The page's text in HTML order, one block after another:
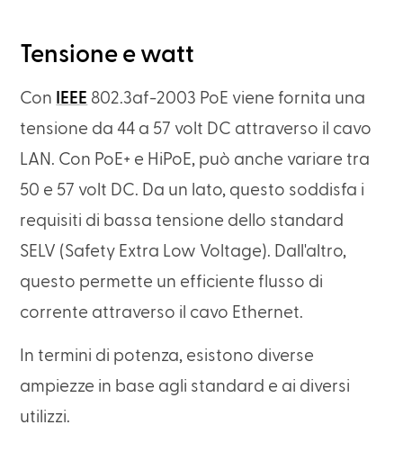
Tensione e watt
Con IEEE 802.3af-2003 PoE viene fornita una
tensione da 44 a 57 volt DC attraverso il cavo
LAN. Con PoE+ e HiPoE, può anche variare tra
50 e 57 volt DC. Da un lato, questo soddisfa i
requisiti di bassa tensione dello standard
SELV (Safety Extra Low Voltage). Dall'altro,
questo permette un efficiente flusso di
corrente attraverso il cavo Ethernet.
In termini di potenza, esistono diverse
ampiezze in base agli standard e ai diversi
utilizzi.